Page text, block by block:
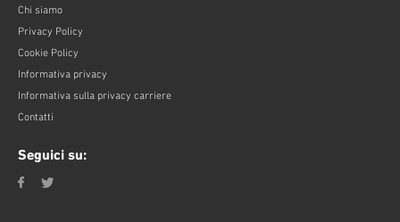
Chi siamo
Privacy Policy
Cookie Policy
Informativa privacy
Informativa sulla privacy carriere
Contatti
Seguici su: